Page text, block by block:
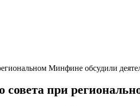
Минфине обсудили
при